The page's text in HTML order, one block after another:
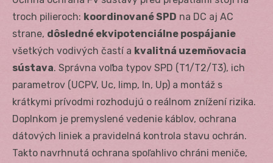
troch pilieroch: koordinované SPD na DC aj AC
strane, dôsledné ekvipotenciálne pospájanie
všetkých vodivých častí a kvalitná uzemňovacia
sústava. Správna voľba typov SPD (T1/T2/T3), ich
parametrov (UCPV, Uc, Iimp, In, Up) a montáž s
krátkymi prívodmi rozhodujú o reálnom znížení rizika.
Doplnkom je premyslené vedenie káblov, ochrana
dátových liniek a pravidelná kontrola stavu ochrán.
Takto navrhnutá ochrana spoľahlivo chráni meniče,